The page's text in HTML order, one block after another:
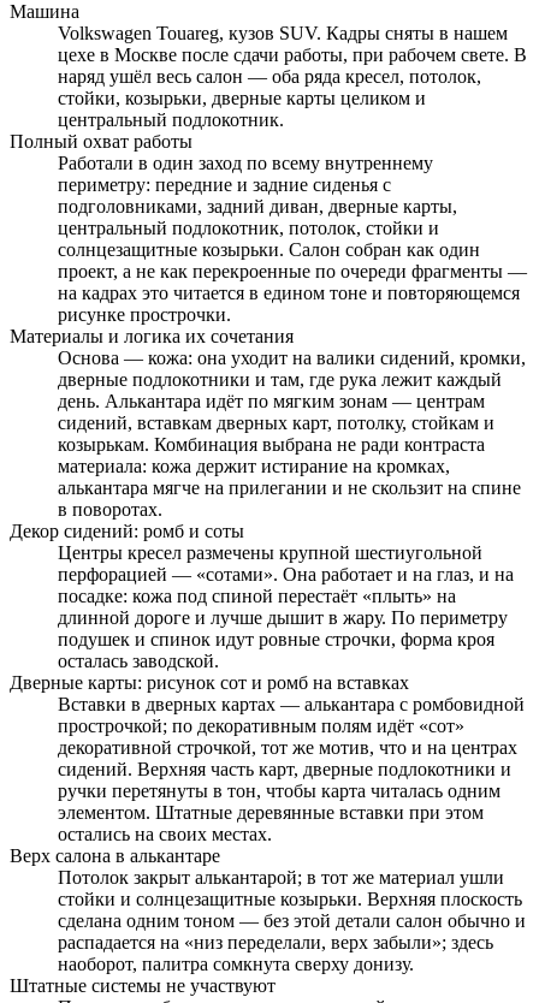
Машина
Volkswagen Touareg, кузов SUV. Кадры сняты в нашем
цехе в Москве после сдачи работы, при рабочем свете. В
наряд ушёл весь салон — оба ряда кресел, потолок,
стойки, козырьки, дверные карты целиком и
центральный подлокотник.
Полный охват работы
Работали в один заход по всему внутреннему
периметру: передние и задние сиденья с
подголовниками, задний диван, дверные карты,
центральный подлокотник, потолок, стойки и
солнцезащитные козырьки. Салон собран как один
проект, а не как перекроенные по очереди фрагменты —
на кадрах это читается в едином тоне и повторяющемся
рисунке прострочки.
Материалы и логика их сочетания
Основа — кожа: она уходит на валики сидений, кромки,
дверные подлокотники и там, где рука лежит каждый
день. Алькантара идёт по мягким зонам — центрам
сидений, вставкам дверных карт, потолку, стойкам и
козырькам. Комбинация выбрана не ради контраста
материала: кожа держит истирание на кромках,
алькантара мягче на прилегании и не скользит на спине
в поворотах.
Декор сидений: ромб и соты
Центры кресел размечены крупной шестиугольной
перфорацией — «сотами». Она работает и на глаз, и на
посадке: кожа под спиной перестаёт «плыть» на
длинной дороге и лучше дышит в жару. По периметру
подушек и спинок идут ровные строчки, форма кроя
осталась заводской.
Дверные карты: рисунок сот и ромб на вставках
Вставки в дверных картах — алькантара с ромбовидной
прострочкой; по декоративным полям идёт «сот»
декоративной строчкой, тот же мотив, что и на центрах
сидений. Верхняя часть карт, дверные подлокотники и
ручки перетянуты в тон, чтобы карта читалась одним
элементом. Штатные деревянные вставки при этом
остались на своих местах.
Верх салона в алькантаре
Потолок закрыт алькантарой; в тот же материал ушли
стойки и солнцезащитные козырьки. Верхняя плоскость
сделана одним тоном — без этой детали салон обычно и
распадается на «низ переделали, верх забыли»; здесь
наоборот, палитра сомкнута сверху донизу.
Штатные системы не участвуют